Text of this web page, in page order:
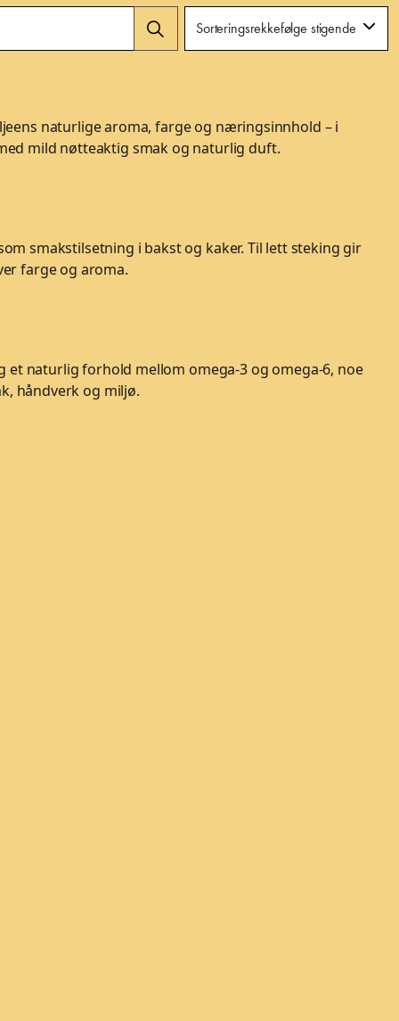
naturlige aroma, farge og næringsinnhold – i
mild nøtteaktig smak og naturlig duft.
smakstilsetning i bakst og kaker. Til lett steking gir
farge og aroma.
naturlig forhold mellom omega-3 og omega-6, noe
håndverk og miljø.